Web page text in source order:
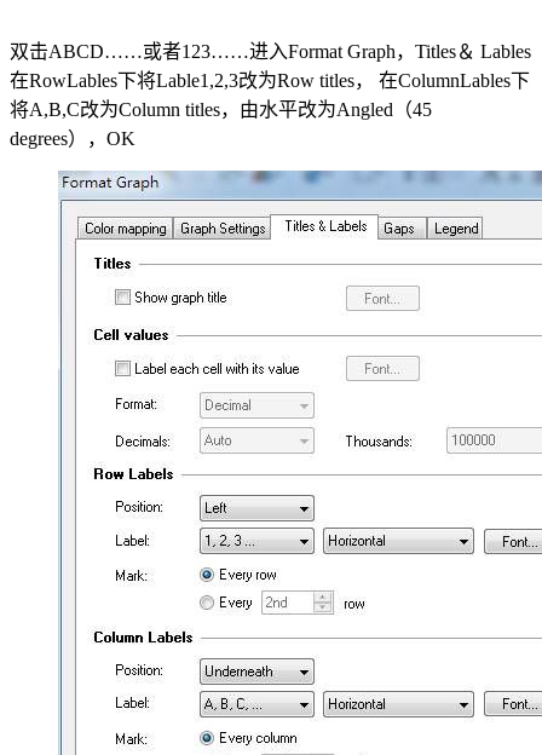
双击ABCD……或者123……进入Format Graph，Titles＆ Lables
在RowLables下将Lable1,2,3改为Row titles， 在ColumnLables下
将A,B,C改为Column titles，由水平改为Angled（45
degrees），OK